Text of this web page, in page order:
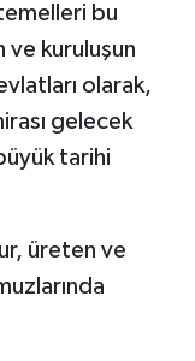
bu
ve kuruluşun
olarak,
gelecek
tarihi
üreten ve